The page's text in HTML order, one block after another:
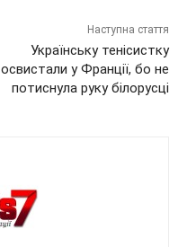
Наступна стаття
Українську тенісистку
освистали у Франції, бо не
потиснула руку білорусці